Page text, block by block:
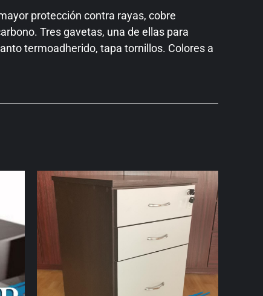
protección contra rayas, cobre
Tres gavetas, una de ellas para
termoadherido, tapa tornillos. Colores a